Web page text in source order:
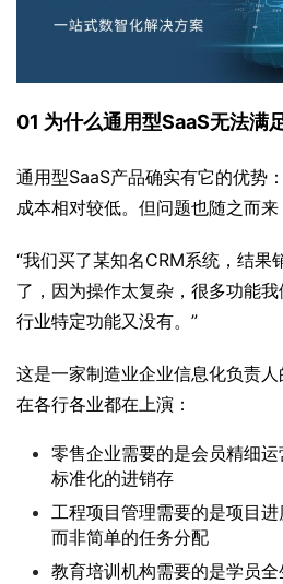
01 为什么通用型SaaS无法满
通用型SaaS产品确实有它的优势
成本相对较低。但问题也随之而来
“我们买了某知名CRM系统，结果
了，因为操作太复杂，很多功能
行业特定功能又没有。”
这是一家制造业企业信息化负责
在各行各业都在上演：
零售企业需要的是会员精细
标准化的进销存
工程项目管理需要的是项目进
而非简单的任务分配
教育培训机构需要的是学员